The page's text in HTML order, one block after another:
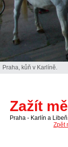
Praha, kůň v Karlíně.
Zažít
Praha - Karlín a
Zpět